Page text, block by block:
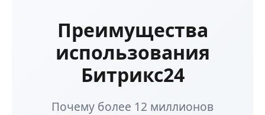
Преимущества
использования
Битрикс24
Почему более 12 миллионов